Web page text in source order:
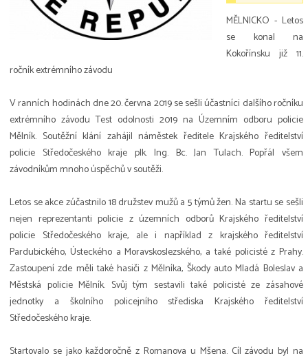
MĚLNICKO - Letos
se konal na
Kokořínsku již 11.
ročník extrémního závodu
V ranních hodinách dne 20. června 2019 se sešli účastníci dalšího ročníku
extrémního závodu Test odolnosti 2019 na Územním odboru policie
Mělník. Soutěžní klání zahájil náměstek ředitele Krajského ředitelství
policie Středočeského kraje plk. Ing. Bc. Jan Tulach. Popřál všem
závodníkům mnoho úspěchů v soutěži.
Letos se akce zúčastnilo 18 družstev mužů a 5 týmů žen. Na startu se sešli
nejen reprezentanti policie z územních odborů Krajského ředitelství
policie Středočeského kraje, ale i například z krajského ředitelství
Pardubického, Ústeckého a Moravskoslezského, a také policisté z Prahy.
Zastoupení zde měli také hasiči z Mělníka, Škody auto Mladá Boleslav a
Městská policie Mělník. Svůj tým sestavili také policisté ze zásahové
jednotky a školního policejního střediska Krajského ředitelství
Středočeského kraje.
Startovalo se jako každoročně z Romanova u Mšena. Cíl závodu byl na